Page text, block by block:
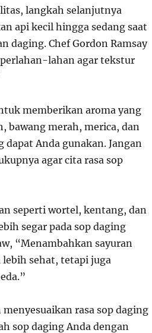
langkah selanjutnya
api kecil hingga sedang saat
daging. Chef Gordon Ramsay
lahan agar tekstur
memberikan aroma yang
bawang merah, merica, dan
dapat Anda gunakan. Jangan
agar cita rasa sop
seperti wortel, kentang, dan
segar pada sop daging
“Menambahkan sayuran
sehat, tetapi juga
rasa sop daging
sop daging Anda dengan